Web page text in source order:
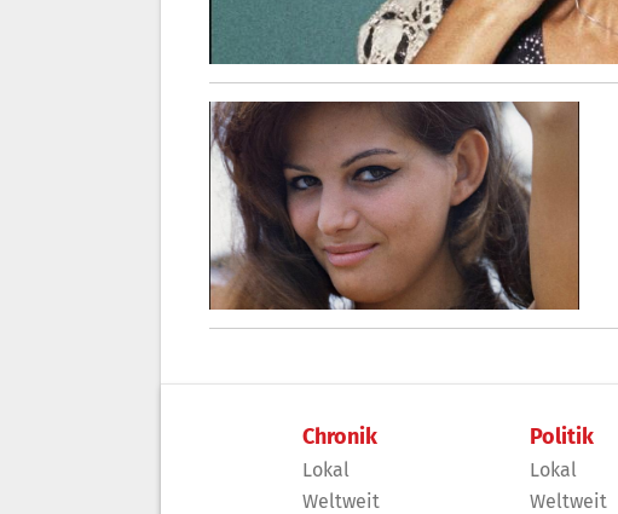
Chronik
Lokal
Weltweit
Politik
Lokal
Weltweit